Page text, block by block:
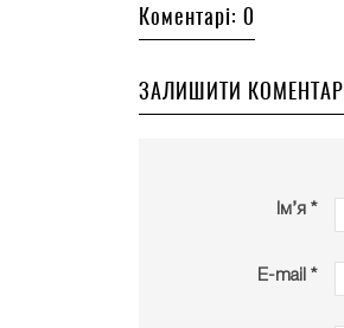
Коментарі: 0
ЗАЛИШИТИ КОМЕНТАР
Ім’я *
E-mail *